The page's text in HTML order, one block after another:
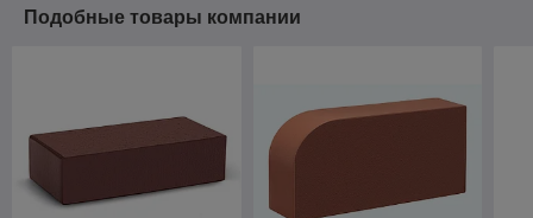
Подобные товары компании